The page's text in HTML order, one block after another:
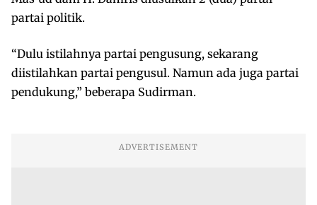
partai politik.
“Dulu istilahnya partai pengusung, sekarang
diistilahkan partai pengusul. Namun ada juga partai
pendukung,” beberapa Sudirman.